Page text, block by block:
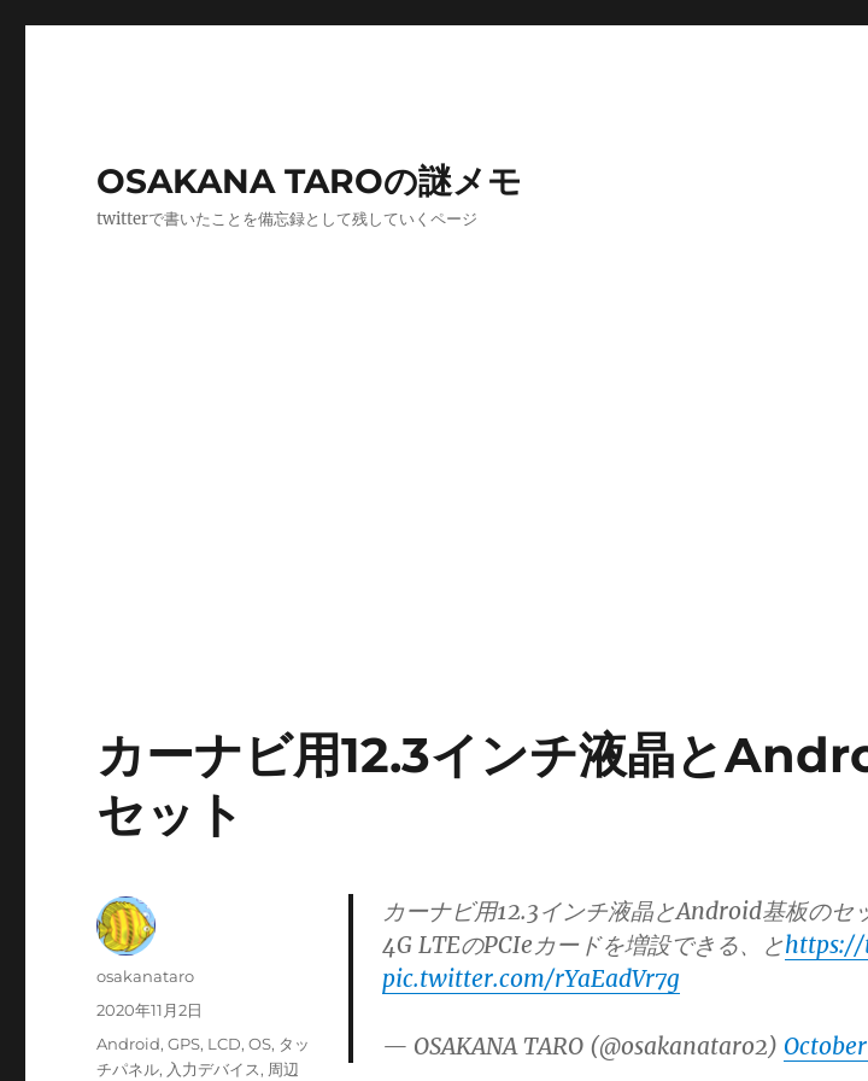
OSAKANA TAROの謎メモ
twitterで書いたことを備忘録として残していくページ
カーナビ用12.3インチ液晶と
セット
カーナビ用12.3インチ液晶とAndroid基板のセ
4G LTEのPCIeカードを増設できる、とhttps://
pic.twitter.com/rYaEadVr7g
— OSAKANA TARO (@osakanataro2)
投
osakanataro
投
2020年11月2日
カ
テ
Android,GPS, LCD,OS, タッ
チパネル, 入力デバイス, 周辺